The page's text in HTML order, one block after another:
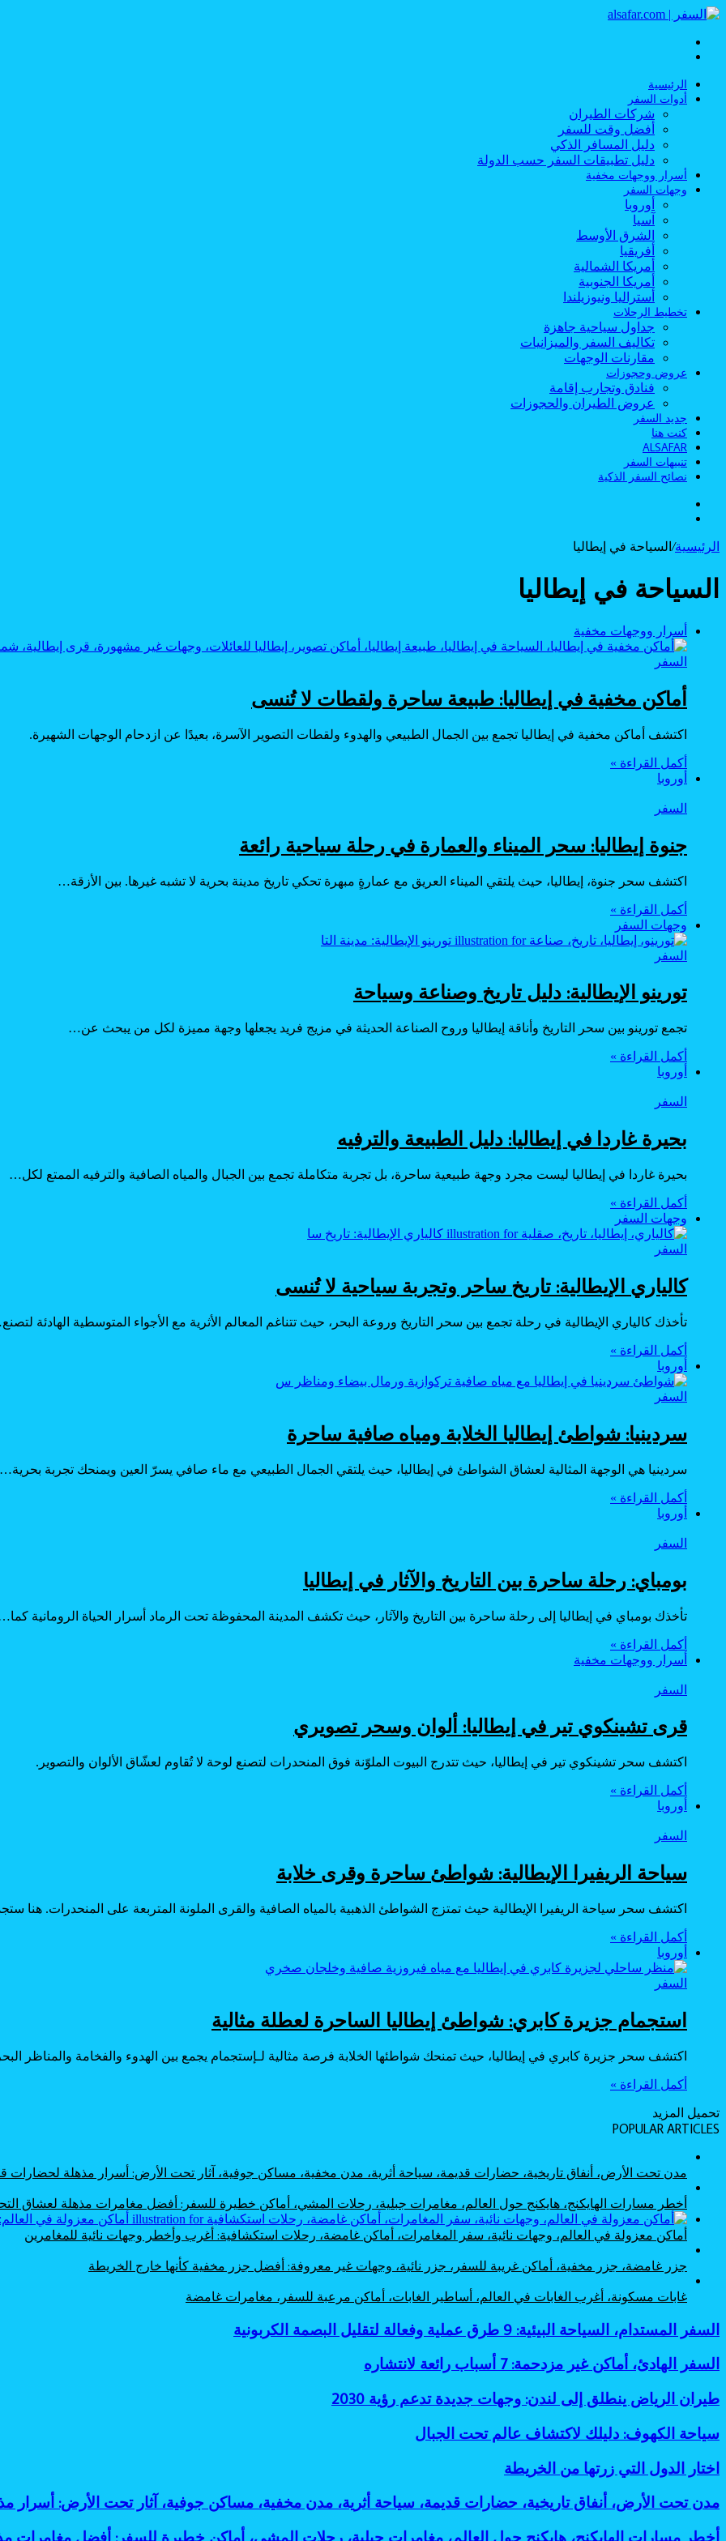
الرئيسية
أدوات السفر
شركات الطيران
أفضل وقت للسفر
دليل المسافر الذكي
دليل تطبيقات السفر حسب الدولة
أسرار ووجهات مخفية
وجهات السفر
أوروبا
آسيا
الشرق الأوسط
أفريقيا
أمريكا الشمالية
أمريكا الجنوبية
أستراليا ونيوزيلندا
تخطيط الرحلات
جداول سياحية جاهزة
تكاليف السفر والميزانيات
مقارنات الوجهات
عروض وحجوزات
فنادق وتجارب إقامة
عروض الطيران والحجوزات
جديد السفر
كنت هنا
ALSAFAR
تنبيهات السفر
نصائح السفر الذكية
الرئيسية/ السياحة في إيطاليا
السياحة في إيطاليا
أسرار ووجهات مخفية
السفر
أماكن مخفية في إيطاليا: طبيعة ساحرة ولقطات لا تُنسى
اكتشف أماكن مخفية في إيطاليا تجمع بين الجمال الطبيعي والهدوء ولقطات التصوير الآسرة، بعيدًا عن ازدحام الوجهات الشهيرة.
أكمل القراءة »
أوروبا
السفر
جنوة إيطاليا: سحر الميناء والعمارة في رحلة سياحية رائعة
اكتشف سحر جنوة، إيطاليا، حيث يلتقي الميناء العريق مع عمارةٍ مبهرة تحكي تاريخ مدينة بحرية لا تشبه غيرها. بين الأزقة…
أكمل القراءة »
وجهات السفر
السفر
تورينو الإيطالية: دليل تاريخ وصناعة وسياحة
تجمع تورينو بين سحر التاريخ وأناقة إيطاليا وروح الصناعة الحديثة في مزيج فريد يجعلها وجهة مميزة لكل من يبحث عن…
أكمل القراءة »
أوروبا
السفر
بحيرة غاردا في إيطاليا: دليل الطبيعة والترفيه
بحيرة غاردا في إيطاليا ليست مجرد وجهة طبيعية ساحرة، بل تجربة متكاملة تجمع بين الجبال والمياه الصافية والترفيه الممتع لكل…
أكمل القراءة »
وجهات السفر
السفر
كالياري الإيطالية: تاريخ ساحر وتجربة سياحية لا تُنسى
تأخذك كالياري الإيطالية في رحلة تجمع بين سحر التاريخ وروعة البحر، حيث تتناغم المعالم الأثرية مع الأجواء المتوسطية الهادئة
أكمل القراءة »
أوروبا
السفر
سردينيا: شواطئ إيطاليا الخلابة ومياه صافية ساحرة
سردينيا هي الوجهة المثالية لعشاق الشواطئ في إيطاليا، حيث يلتقي الجمال الطبيعي مع ماء صافي يسرّ العين ويمنحك تجربة بحرية…
أكمل القراءة »
أوروبا
السفر
بومباي: رحلة ساحرة بين التاريخ والآثار في إيطاليا
تأخذك بومباي في إيطاليا إلى رحلة ساحرة بين التاريخ والآثار، حيث تكشف المدينة المحفوظة تحت الرماد أسرار الحياة الرومانية
أكمل القراءة »
أسرار ووجهات مخفية
السفر
قرى تشينكوي تير في إيطاليا: ألوان وسحر تصويري
اكتشف سحر تشينكوي تير في إيطاليا، حيث تتدرج البيوت الملوّنة فوق المنحدرات لتصنع لوحة لا تُقاوم لعشّاق الألوان والتصوير.
أكمل القراءة »
أوروبا
السفر
سياحة الريفيرا الإيطالية: شواطئ ساحرة وقرى خلابة
اكتشف سحر سياحة الريفيرا الإيطالية حيث تمتزج الشواطئ الذهبية بالمياه الصافية والقرى الملونة المتربعة على المنحدرات. هنا
أكمل القراءة »
أوروبا
السفر
استجمام جزيرة كابري: شواطئ إيطاليا الساحرة لعطلة مثالية
اكتشف سحر جزيرة كابري في إيطاليا، حيث تمنحك شواطئها الخلابة فرصة مثالية لـإستجمام يجمع بين الهدوء والفخامة والمناظر
أكمل القراءة »
تحميل المزيد
POPULAR ARTICLES
مدن تحت الأرض، أنفاق تاريخية، حضارات قديمة، سياحة أثرية، مدن مخفية، مساكن جوفية، آثار تحت الأرض: أسرار مذهلة
أخطر مسارات الهايكنج، هايكنج حول العالم، مغامرات جبلية، رحلات المشي، أماكن خطيرة للسفر: أفضل مغامرات مذهلة لعشاق
أماكن معزولة في العالم، وجهات نائية، سفر المغامرات، أماكن غامضة، رحلات استكشافية: أغرب وأخطر وجهات نائية للمغامرين
جزر غامضة، جزر مخفية، أماكن غريبة للسفر، جزر نائية، وجهات غير معروفة: أفضل جزر مخفية كأنها خارج الخريطة
غابات مسكونة، أغرب الغابات في العالم، أساطير الغابات، أماكن مرعبة للسفر، مغامرات غامضة
السفر
المستدام،
السياحة
البيئية:
طرق
وفعالة
البصمة
الكربونية
السفر المستدام، السياحة البيئية: 9 طرق عملية وفعالة لتقليل البصمة الكربونية
السفر
الهادئ،
أماكن
غير
مزدحمة:
7
رائعة
السفر الهادئ، أماكن غير مزدحمة: 7 أسباب رائعة لانتشاره
طيران
الرياض
ينطلق
إلى
وجهات
تدعم
2030
طيران الرياض ينطلق إلى لندن: وجهات جديدة تدعم رؤية 2030
سياحة
الكهوف:
دليلك
لاكتشاف
تحت
الجبال
سياحة الكهوف: دليلك لاكتشاف عالم تحت الجبال
اختار
الدول
زرتها
من
اختار الدول التي زرتها من الخريطة
مدن
تحت
الأرض،
مدن تحت الأرض، أنفاق تاريخية، حضارات قديمة، سياحة أثرية، مدن مخفية، مساكن جوفية، آثار تحت الأرض:
أخطر
أخطر مسارات الهايكنج، هايكنج حول العالم، مغامرات جبلية، رحلات المشي، أماكن خطيرة للسفر: أفضل مغامرات